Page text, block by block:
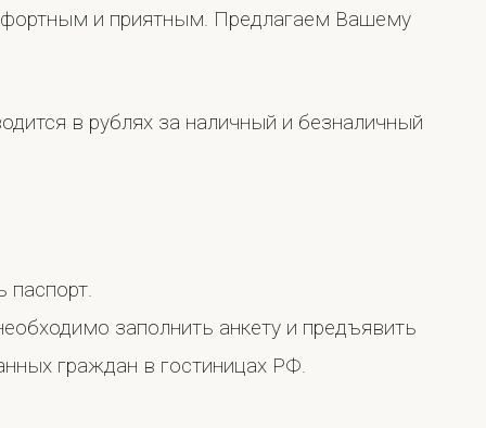
и приятным. Предлагаем Вашему
в рублях за наличный и безналичный
паспорт.
заполнить анкету и предъявить
граждан в гостиницах РФ.